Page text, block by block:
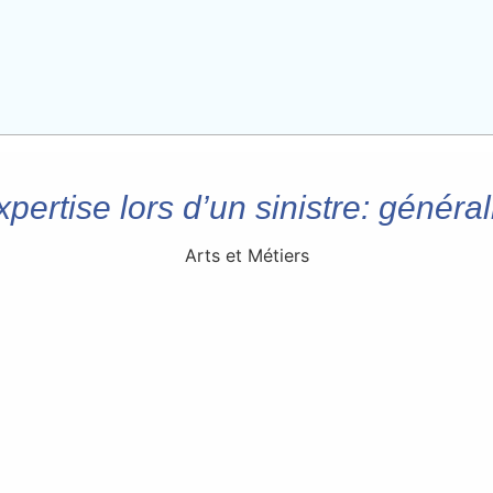
lors d’un sinistre:
Arts et Métiers